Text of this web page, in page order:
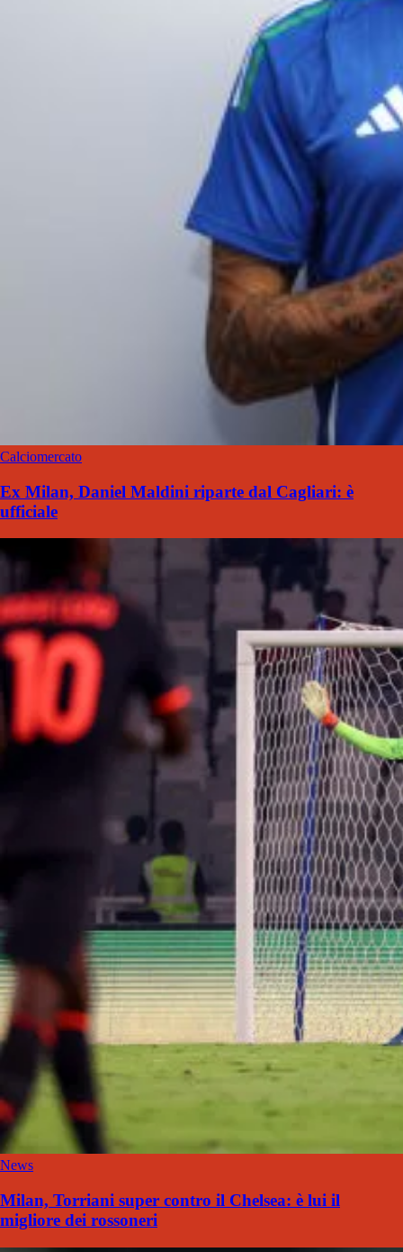
Calciomercato
Ex Milan, Daniel Maldini riparte dal Cagliari: è
ufficiale
News
Milan, Torriani super contro il Chelsea: è lui il
migliore dei rossoneri